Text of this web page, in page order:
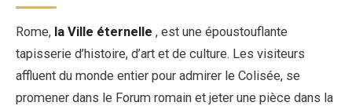
EN DE ES FR IT
Rome, la Ville éternelle , est une époustouflante
tapisserie d’histoire, d’art et de culture. Les visiteurs
affluent du monde entier pour admirer le Colisée, se
promener dans le Forum romain et jeter une pièce dans la